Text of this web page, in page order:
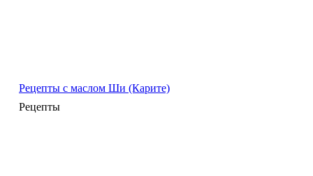
Рецепты с маслом Ши (Карите)
Рецепты